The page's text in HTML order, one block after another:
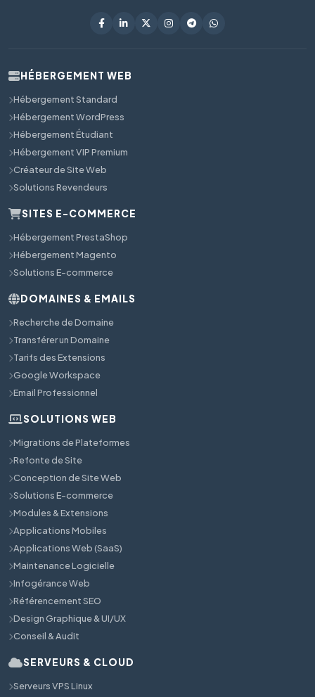
HÉBERGEMENT WEB
Hébergement Standard
Hébergement WordPress
Hébergement Étudiant
Hébergement VIP Premium
Créateur de Site Web
Solutions Revendeurs
SITES E-COMMERCE
Hébergement PrestaShop
Hébergement Magento
Solutions E-commerce
DOMAINES & EMAILS
Recherche de Domaine
Transférer un Domaine
Tarifs des Extensions
Google Workspace
Email Professionnel
SOLUTIONS WEB
Migrations de Plateformes
Refonte de Site
Conception de Site Web
Solutions E-commerce
Modules & Extensions
Applications Mobiles
Applications Web (SaaS)
Maintenance Logicielle
Infogérance Web
Référencement SEO
Design Graphique & UI/UX
Conseil & Audit
SERVEURS & CLOUD
Serveurs VPS Linux